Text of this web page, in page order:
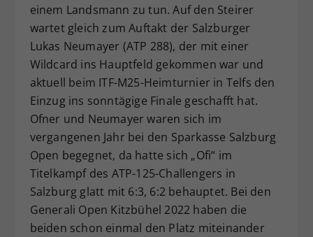
einem Landsmann zu tun. Auf den Steirer
wartet gleich zum Auftakt der Salzburger
Lukas Neumayer (ATP 288), der mit einer
Wildcard ins Hauptfeld gekommen war und
aktuell beim ITF-M25-Heimturnier in Telfs den
Einzug ins sonntägige Finale geschafft hat.
Ofner und Neumayer waren sich im
vergangenen Jahr bei den Sparkasse Salzburg
Open begegnet, da hatte sich „Ofi“ im
Titelkampf des ATP-125-Challengers in
Salzburg glatt mit 6:3, 6:2 behauptet. Bei den
Generali Open Kitzbühel 2022 haben die
beiden schon einmal den Platz miteinander